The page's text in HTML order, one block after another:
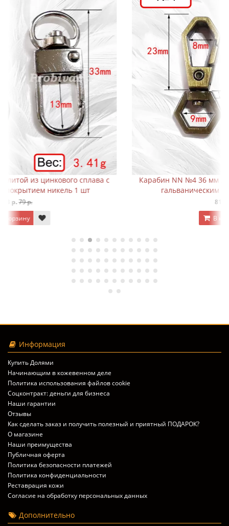
Карабин NN №4 36 мм литой из цинкового сплава с
гальваническим покрытием антик 1 шт
Информация
Купить Долями
Начинающим в кожевенном деле
Политика использования файлов cookie
Соцконтракт: деньги для бизнеса
Наши гарантии
Отзывы
Как сделать заказ и получить полезный и приятный ПОДАРОК?
О магазине
Наши преимущества
Публичная оферта
Политика безопасности платежей
Политика конфиденциальности
Реставрация кожи
Согласие на обработку персональных данных
Дополнительно